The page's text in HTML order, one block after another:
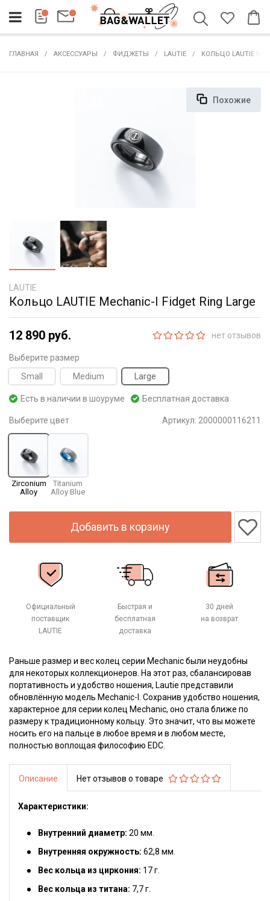
ГЛАВНАЯ АКСЕССУАРЫ ФИДЖЕТЫ LAUTIE КОЛЬЦО LAUTIE
Похожие
LAUTIE
Кольцо LAUTIE Mechanic-I Fidget Ring Large
12 890 руб. нет отзывов
Выберите размер
Large
Small Medium
Есть в наличии в шоуруме Бесплатная доставка
Выберите цвет Артикул: 2000000116211
Zirconium
Alloy
Titanium
Alloy Blue
Добавить в корзину
Официальный
поставщик
LAUTIE
Быстрая и
бесплатная
доставка
30 дней
на возврат
Раньше размер и вес колец серии Mechanic были неудобны
для некоторых коллекционеров. На этот раз, сбалансировав
портативность и удобство ношения, Lautie представили
обновлённую модель Mechanic-I. Сохранив удобство ношения,
характерное для серии колец Mechanic, оно стала ближе по
размеру к традиционному кольцу. Это значит, что вы можете
носить его на пальце в любое время и в любом месте,
полностью воплощая философию EDC.
Описание Нет отзывов о товаре
Характеристики:
Внутренний диаметр: 20 мм.
Внутренняя окружность: 62,8 мм.
Вес кольца из циркония: 17 г.
Вес кольца из титана: 7,7 г.